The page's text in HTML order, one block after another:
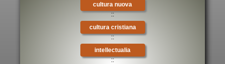
cultura nuova
::
cultura cristiana
::
intellectualia
::